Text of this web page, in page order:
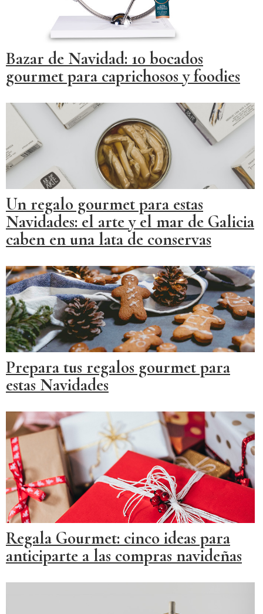
Bazar de Navidad: 10 bocados
gourmet para caprichosos y foodies
Un regalo gourmet para estas
Navidades: el arte y el mar de Galicia
caben en una lata de conservas
Prepara tus regalos gourmet para
estas Navidades
Regala Gourmet: cinco ideas para
anticiparte a las compras navideñas